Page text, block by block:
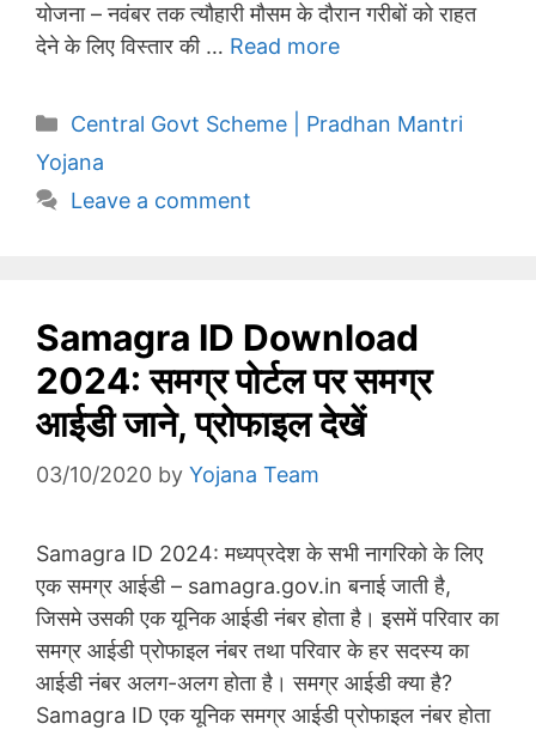
योजना – नवंबर तक त्यौहारी मौसम के दौरान गरीबों को राहत
देने के लिए विस्तार की … Read more
Categories
Central Govt Scheme | Pradhan Mantri
Yojana
Leave a comment
Samagra ID Download
2024: समग्र पोर्टल पर समग्र
आईडी जाने, प्रोफाइल देखें
03/10/2020 by Yojana Team
Samagra ID 2024: मध्यप्रदेश के सभी नागरिको के लिए
एक समग्र आईडी – samagra.gov.in बनाई जाती है,
जिसमे उसकी एक यूनिक आईडी नंबर होता है। इसमें परिवार का
समग्र आईडी प्रोफाइल नंबर तथा परिवार के हर सदस्य का
आईडी नंबर अलग-अलग होता है। समग्र आईडी क्या है?
Samagra ID एक यूनिक समग्र आईडी प्रोफाइल नंबर होता